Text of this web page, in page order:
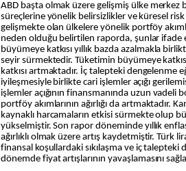
ABD başta olmak üzere gelişmiş ülke merkez
süreçlerine yönelik belirsizlikler ve küresel
gelişmekte olan ülkelere yönelik portföy
neden olduğu belirtilen raporda, şunlar ifade
büyümeye katkısı yıllık bazda azalmakla
seyir sürmektedir. Tüketimin büyümeye
katkısı artmaktadır. İç talepteki dengelenme
iyileşmesiyle birlikte cari işlemler açığı
işlemler açığının finansmanında uzun vadeli
portföy akımlarının ağırlığı da artmaktadır.
kaynaklı harcamaların etkisi sürmekte olup
yükselmiştir. Son rapor döneminde yıllık
ağırlıklı olmak üzere artış kaydetmiştir. Türk
finansal koşullardaki sıkılaşma ve iç
dönemde fiyat artışlarının yavaşlamasını